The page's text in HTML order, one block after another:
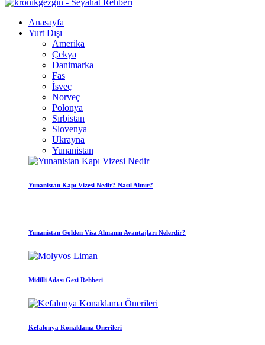
Anasayfa
Yurt Dışı
Amerika
Çekya
Danimarka
Fas
İsveç
Norveç
Polonya
Sırbistan
Slovenya
Ukrayna
Yunanistan
Yunanistan Kapı Vizesi Nedir? Nasıl Alınır?
Yunanistan Golden Visa Almanın Avantajları Nelerdir?
Midilli Adası Gezi Rehberi
Kefalonya Konaklama Önerileri